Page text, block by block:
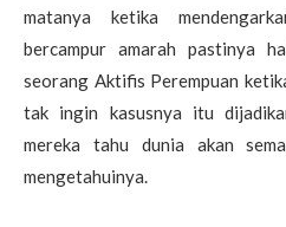
matanya ketika
bercampur amarah pastinya
seorang Aktifis Perempuan
tak ingin kasusnya itu
mereka tahu dunia akan
mengetahuinya.